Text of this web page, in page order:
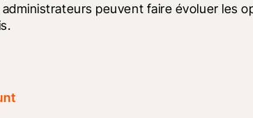
peuvent faire évoluer les